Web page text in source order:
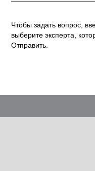
Чтобы задать вопрос,
выберите эксперта,
Отправить.